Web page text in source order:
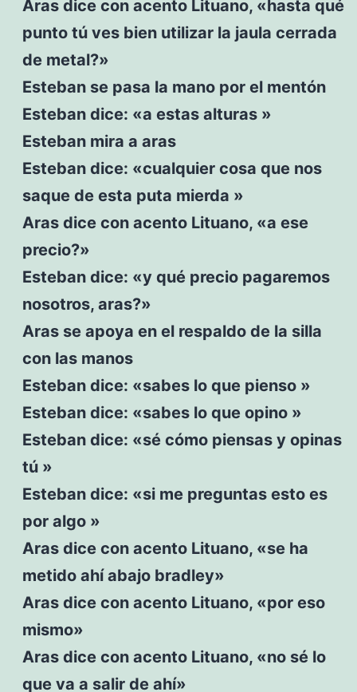
Aras dice con acento Lituano, «hasta qué
punto tú ves bien utilizar la jaula cerrada
de metal?»
Esteban se pasa la mano por el mentón
Esteban dice: «a estas alturas »
Esteban mira a aras
Esteban dice: «cualquier cosa que nos
saque de esta puta mierda »
Aras dice con acento Lituano, «a ese
precio?»
Esteban dice: «y qué precio pagaremos
nosotros, aras?»
Aras se apoya en el respaldo de la silla
con las manos
Esteban dice: «sabes lo que pienso »
Esteban dice: «sabes lo que opino »
Esteban dice: «sé cómo piensas y opinas
tú »
Esteban dice: «si me preguntas esto es
por algo »
Aras dice con acento Lituano, «se ha
metido ahí abajo bradley»
Aras dice con acento Lituano, «por eso
mismo»
Aras dice con acento Lituano, «no sé lo
que va a salir de ahí»